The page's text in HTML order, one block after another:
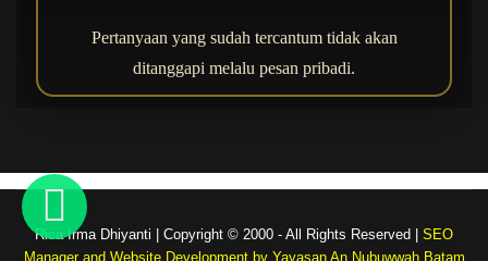
Pertanyaan yang sudah tercantum tidak akan
ditanggapi melalu pesan pribadi.
Rica Irma Dhiyanti | Copyright © 2000 - All Rights Reserved | SEO
Manager and Website Development by Yayasan An Nubuwwah Batam